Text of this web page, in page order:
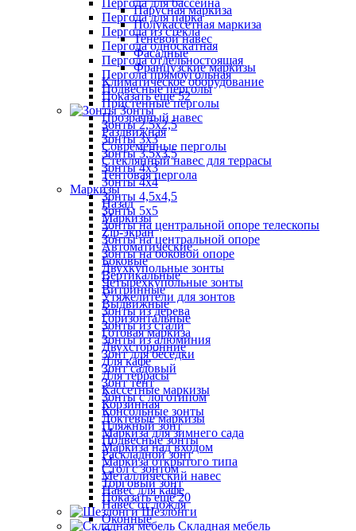
Парусная маркиза
Полукассетная маркиза
Теневой навес
Фасадные
Французские маркизы
Климатическое оборудование
Показать ещё 52
Зонты
Зонты 2,5х2,5
Зонты 3х3
Зонты 3,5х3,5
Зонты 4х3
Зонты 4х4
Зонты 4,5х4,5
Зонты 5х5
Зонты на центральной опоре телескопы
Зонты на центральной опоре
Зонты на боковой опоре
Двухкупольные зонты
Четырехкупольные зонты
Утяжелители для зонтов
Зонты из дерева
Зонты из стали
Зонты из алюминия
Зонт для беседки
Зонт садовый
Зонт тент
Зонты с логотипом
Консольные зонты
Пляжный зонт
Подвесные зонты
Раскладной зонт
Стол с зонтом
Торговый зонт
Показать ещё 20
Шезлонги
Складная мебель
Пергола для бассейна
Пергола для парка
Пергола из стекла
Пергола односкатная
Пергола отдельностоящая
Пергола прямоугольная
Подвесные перголы
Пристенные перголы
Прозрачный навес
Раздвижная
Современные перголы
Стеклянный навес для террасы
Тентовая пергола
Маркизы
Назад
Маркизы
Zip-экран
Автоматические
Боковые
Вертикальные
Витринные
Выдвижные
Горизонтальные
Готовая маркиза
Двухсторонние
Для кафе
Для террасы
Кассетные маркизы
Корзинная
Локтевые маркизы
Маркиза для зимнего сада
Маркиза над входом
Маркиза открытого типа
Металлический навес
Навес для кафе
Навес от дождя
Оконные